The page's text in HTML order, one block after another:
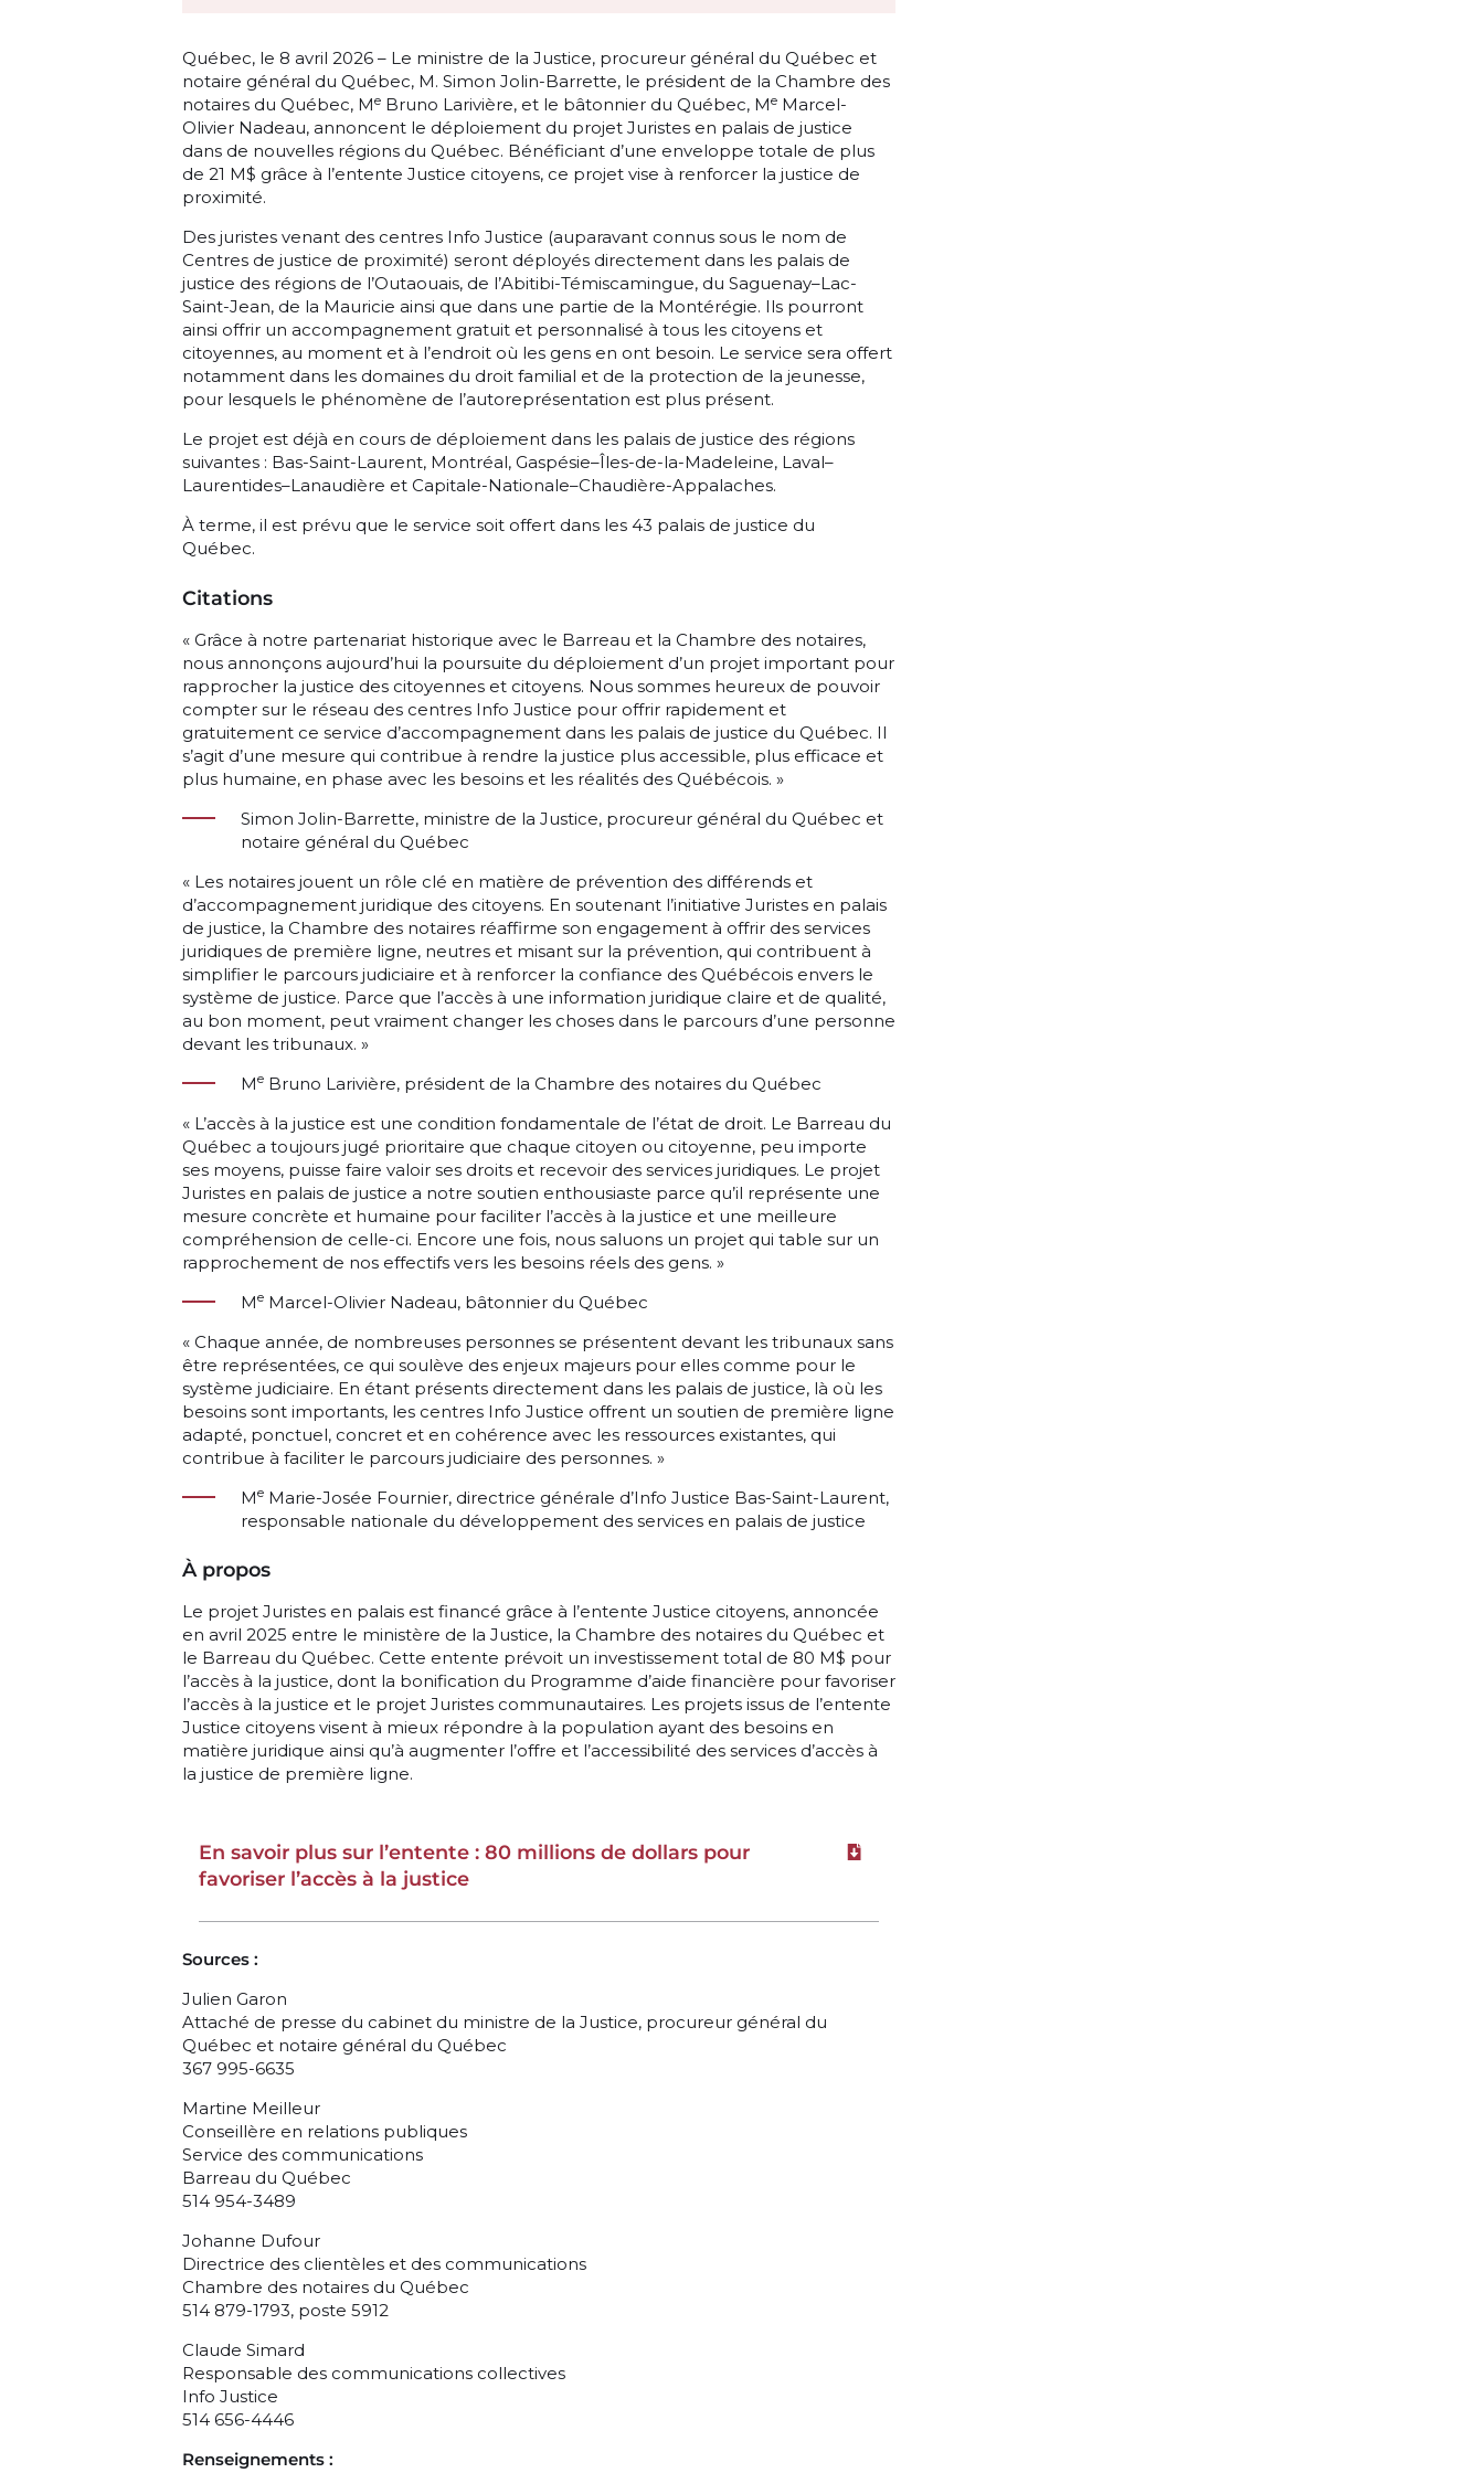
Québec, le 8 avril 2026 – Le ministre de la Justice, procureur général du Québec et
notaire général du Québec, M. Simon Jolin-Barrette, le président de la Chambre des
notaires du Québec, Me Bruno Larivière, et le bâtonnier du Québec, Me Marcel-
Olivier Nadeau, annoncent le déploiement du projet Juristes en palais de justice
dans de nouvelles régions du Québec. Bénéficiant d’une enveloppe totale de plus
de 21 M$ grâce à l’entente Justice citoyens, ce projet vise à renforcer la justice de
proximité.
Des juristes venant des centres Info Justice (auparavant connus sous le nom de
Centres de justice de proximité) seront déployés directement dans les palais de
justice des régions de l’Outaouais, de l’Abitibi-Témiscamingue, du Saguenay–Lac-
Saint-Jean, de la Mauricie ainsi que dans une partie de la Montérégie. Ils pourront
ainsi offrir un accompagnement gratuit et personnalisé à tous les citoyens et
citoyennes, au moment et à l’endroit où les gens en ont besoin. Le service sera offert
notamment dans les domaines du droit familial et de la protection de la jeunesse,
pour lesquels le phénomène de l’autoreprésentation est plus présent.
Le projet est déjà en cours de déploiement dans les palais de justice des régions
suivantes : Bas-Saint-Laurent, Montréal, Gaspésie–Îles-de-la-Madeleine, Laval–
Laurentides–Lanaudière et Capitale-Nationale–Chaudière-Appalaches.
À terme, il est prévu que le service soit offert dans les 43 palais de justice du
Québec.
Citations
« Grâce à notre partenariat historique avec le Barreau et la Chambre des notaires,
nous annonçons aujourd’hui la poursuite du déploiement d’un projet important pour
rapprocher la justice des citoyennes et citoyens. Nous sommes heureux de pouvoir
compter sur le réseau des centres Info Justice pour offrir rapidement et
gratuitement ce service d’accompagnement dans les palais de justice du Québec. Il
s’agit d’une mesure qui contribue à rendre la justice plus accessible, plus efficace et
plus humaine, en phase avec les besoins et les réalités des Québécois. »
Simon Jolin-Barrette, ministre de la Justice, procureur général du Québec et
notaire général du Québec
« Les notaires jouent un rôle clé en matière de prévention des différends et
d’accompagnement juridique des citoyens. En soutenant l’initiative Juristes en palais
de justice, la Chambre des notaires réaffirme son engagement à offrir des services
juridiques de première ligne, neutres et misant sur la prévention, qui contribuent à
simplifier le parcours judiciaire et à renforcer la confiance des Québécois envers le
système de justice. Parce que l’accès à une information juridique claire et de qualité,
au bon moment, peut vraiment changer les choses dans le parcours d’une personne
devant les tribunaux. »
MeBruno Larivière, président de la Chambre des notaires du Québec
« L’accès à la justice est une condition fondamentale de l’état de droit. Le Barreau du
Québec a toujours jugé prioritaire que chaque citoyen ou citoyenne, peu importe
ses moyens, puisse faire valoir ses droits et recevoir des services juridiques. Le projet
Juristes en palais de justice a notre soutien enthousiaste parce qu’il représente une
mesure concrète et humaine pour faciliter l’accès à la justice et une meilleure
compréhension de celle-ci. Encore une fois, nous saluons un projet qui table sur un
rapprochement de nos effectifs vers les besoins réels des gens. »
MeMarcel-Olivier Nadeau, bâtonnier du Québec
« Chaque année, de nombreuses personnes se présentent devant les tribunaux sans
être représentées, ce qui soulève des enjeux majeurs pour elles comme pour le
système judiciaire. En étant présents directement dans les palais de justice, là où les
besoins sont importants, les centres Info Justice offrent un soutien de première ligne
adapté, ponctuel, concret et en cohérence avec les ressources existantes, qui
contribue à faciliter le parcours judiciaire des personnes. »
MeMarie-Josée Fournier, directrice générale d’Info Justice Bas-Saint-Laurent,
responsable nationale du développement des services en palais de justice
À propos
Le projet Juristes en palais est financé grâce à l’entente Justice citoyens, annoncée
en avril 2025 entre le ministère de la Justice, la Chambre des notaires du Québec et
le Barreau du Québec. Cette entente prévoit un investissement total de 80 M$ pour
l’accès à la justice, dont la bonification du Programme d’aide financière pour favoriser
l’accès à la justice et le projet Juristes communautaires. Les projets issus de l’entente
Justice citoyens visent à mieux répondre à la population ayant des besoins en
matière juridique ainsi qu’à augmenter l’offre et l’accessibilité des services d’accès à
la justice de première ligne.
En savoir plus sur l’entente : 80 millions de dollars pour
favoriser l’accès à la justice
Download file
Sources :
Julien Garon
Attaché de presse du cabinet du ministre de la Justice, procureur général du
Québec et notaire général du Québec
367 995-6635
Martine Meilleur
Conseillère en relations publiques
Service des communications
Barreau du Québec
514 954-3489
Johanne Dufour
Directrice des clientèles et des communications
Chambre des notaires du Québec
514 879-1793, poste 5912
Claude Simard
Responsable des communications collectives
Info Justice
514 656-4446
Renseignements :